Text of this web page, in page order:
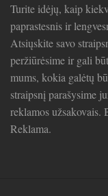
Turite idėjų, kaip
paprastesnis ir
Atsiųskite savo
peržiūrėsime ir gali
mums, kokia galėtų
straipsnį parašysime
reklamos užsakovais.
Reklama.